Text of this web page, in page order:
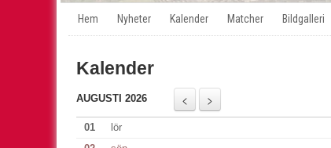
Hem Nyheter Kalender Matcher Bildgalleri
Kalender
AUGUSTI 2026
01
lör